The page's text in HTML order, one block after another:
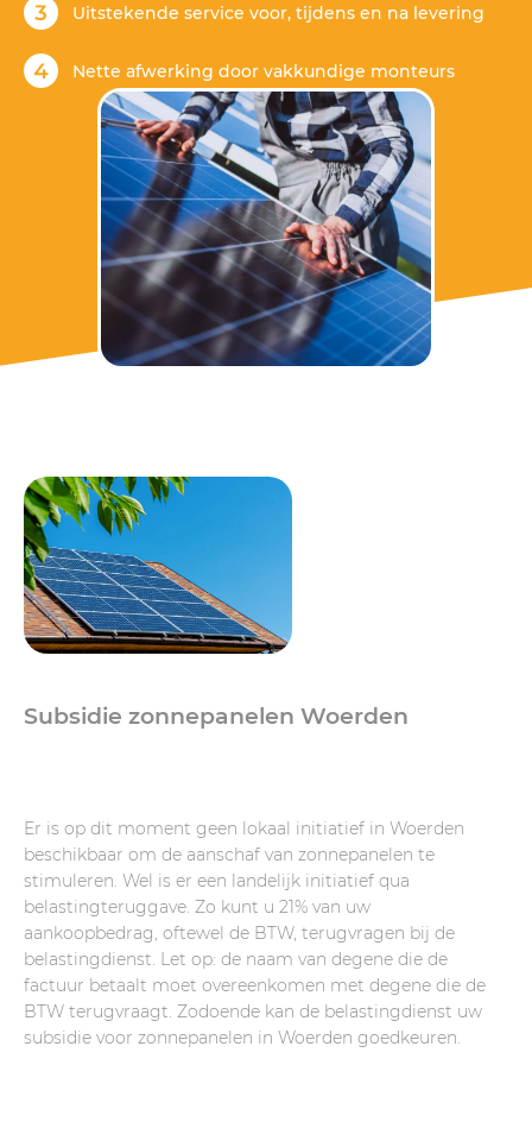
Uitstekende service voor, tijdens en na levering
Nette afwerking door vakkundige monteurs
Subsidie zonnepanelen Woerden
Er is op dit moment geen lokaal initiatief in Woerden
beschikbaar om de aanschaf van zonnepanelen te
stimuleren. Wel is er een landelijk initiatief qua
belastingteruggave. Zo kunt u 21% van uw
aankoopbedrag, oftewel de BTW, terugvragen bij de
belastingdienst. Let op: de naam van degene die de
factuur betaalt moet overeenkomen met degene die de
BTW terugvraagt. Zodoende kan de belastingdienst uw
subsidie voor zonnepanelen in Woerden goedkeuren.